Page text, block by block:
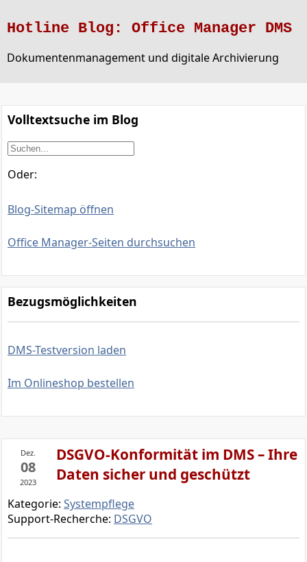
Hotline Blog: Office Manager DMS
Dokumentenmanagement und digitale Archivierung
Volltextsuche im Blog
Oder:
Blog-Sitemap öffnen
Office Manager-Seiten durchsuchen
Bezugsmöglichkeiten
DMS-Testversion laden
Im Onlineshop bestellen
Dez.
08
2023
DSGVO-Konformität im DMS – Ihre
Daten sicher und geschützt
Kategorie: Systempflege
Support-Recherche: DSGVO